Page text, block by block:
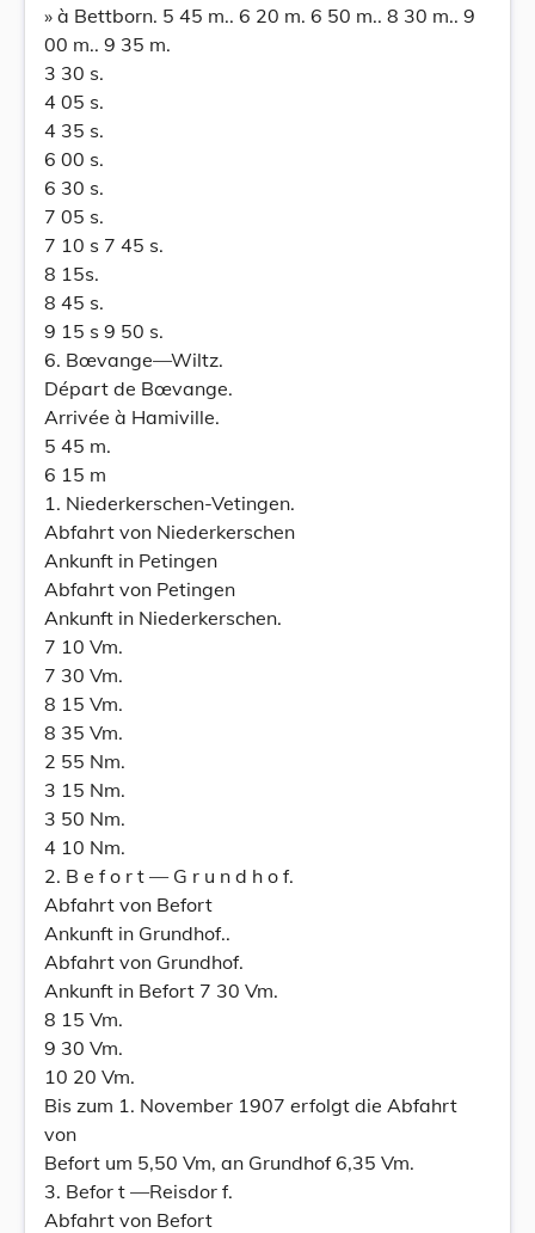
» à Bettborn. 5 45 m.. 6 20 m. 6 50 m.. 8 30 m.. 9
00 m.. 9 35 m.
3 30 s.
4 05 s.
4 35 s.
6 00 s.
6 30 s.
7 05 s.
7 10 s 7 45 s.
8 15s.
8 45 s.
9 15 s 9 50 s.
6. Bœvange—Wiltz.
Départ de Bœvange.
Arrivée à Hamiville.
5 45 m.
6 15 m
1. Niederkerschen-Vetingen.
Abfahrt von Niederkerschen
Ankunft in Petingen
Abfahrt von Petingen
Ankunft in Niederkerschen.
7 10 Vm.
7 30 Vm.
8 15 Vm.
8 35 Vm.
2 55 Nm.
3 15 Nm.
3 50 Nm.
4 10 Nm.
2. B e f o r t — G r u n d h o f.
Abfahrt von Befort
Ankunft in Grundhof..
Abfahrt von Grundhof.
Ankunft in Befort 7 30 Vm.
8 15 Vm.
9 30 Vm.
10 20 Vm.
Bis zum 1. November 1907 erfolgt die Abfahrt
von
Befort um 5,50 Vm, an Grundhof 6,35 Vm.
3. Befor t —Reisdor f.
Abfahrt von Befort